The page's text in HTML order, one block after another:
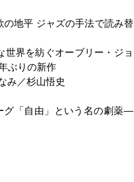
の地平 ジャズの手法で読み替
世界を紡ぐオーブリー・ジョ
ぶりの新作
み／杉山悟史
グ「自由」という名の劇薬―